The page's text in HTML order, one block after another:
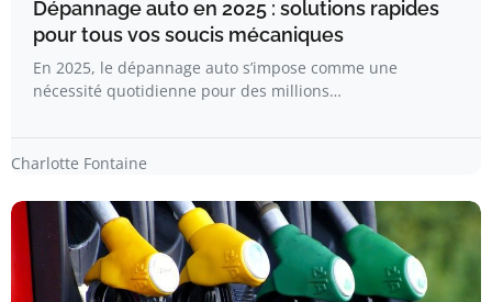
Dépannage auto en 2025 : solutions rapides
pour tous vos soucis mécaniques
En 2025, le dépannage auto s’impose comme une
nécessité quotidienne pour des millions…
Charlotte Fontaine